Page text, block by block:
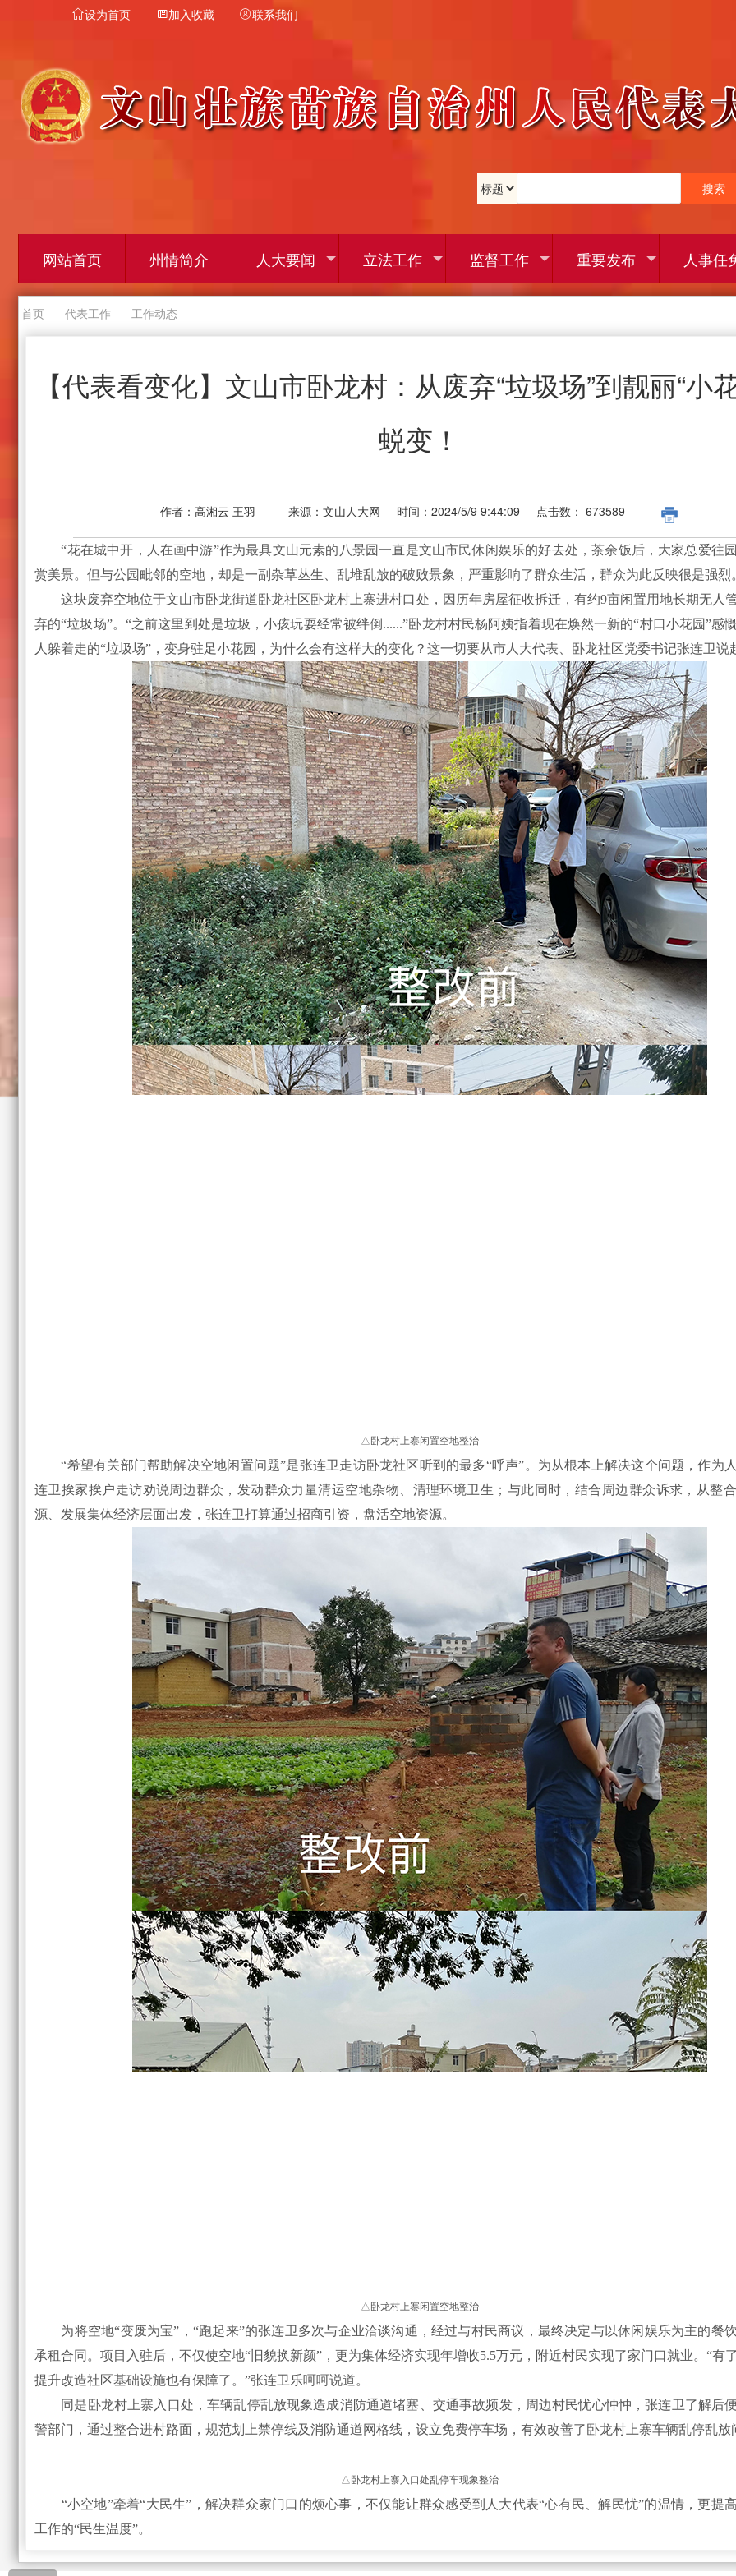
设为首页 加入收藏 联系我们
网站首页 州情简介 人大要闻 立法工作 监督工作 重要发布 人事任
首页 - 代表工作 - 工作动态
【代表看变化】文山市卧龙村：从废弃“垃圾场”到靓丽“小
蜕变！
作者：高湘云 王羽 来源：文山人大网 时间：2024/5/9 9:44:09 点击数： 673589
“花在城中开，人在画中游”作为最具文山元素的八景园一直是文山市民休闲娱乐的好去处，茶余饭后，大家总爱往
赏美景。但与公园毗邻的空地，却是一副杂草丛生、乱堆乱放的破败景象，严重影响了群众生活，群众为此反映很是强烈
这块废弃空地位于文山市卧龙街道卧龙社区卧龙村上寨进村口处，因历年房屋征收拆迁，有约9亩闲置用地长期无人
弃的“垃圾场”。“之前这里到处是垃圾，小孩玩耍经常被绊倒......”卧龙村村民杨阿姨指着现在焕然一新的“村口小花园”感
人躲着走的“垃圾场”，变身驻足小花园，为什么会有这样大的变化？这一切要从市人大代表、卧龙社区党委书记张连卫说
△卧龙村上寨闲置空地整治
“希望有关部门帮助解决空地闲置问题”是张连卫走访卧龙社区听到的最多“呼声”。为从根本上解决这个问题，作为
连卫挨家挨户走访劝说周边群众，发动群众力量清运空地杂物、清理环境卫生；与此同时，结合周边群众诉求，从整
源、发展集体经济层面出发，张连卫打算通过招商引资，盘活空地资源。
△卧龙村上寨闲置空地整治
为将空地“变废为宝”，“跑起来”的张连卫多次与企业洽谈沟通，经过与村民商议，最终决定与以休闲娱乐为主的餐
承租合同。项目入驻后，不仅使空地“旧貌换新颜”，更为集体经济实现年增收5.5万元，附近村民实现了家门口就业。“有
提升改造社区基础设施也有保障了。”张连卫乐呵呵说道。
同是卧龙村上寨入口处，车辆乱停乱放现象造成消防通道堵塞、交通事故频发，周边村民忧心忡忡，张连卫了解后
警部门，通过整合进村路面，规范划上禁停线及消防通道网格线，设立免费停车场，有效改善了卧龙村上寨车辆乱停乱放
△卧龙村上寨入口处乱停车现象整治
“小空地”牵着“大民生”，解决群众家门口的烦心事，不仅能让群众感受到人大代表“心有民、解民忧”的温情，更提
工作的“民生温度”。